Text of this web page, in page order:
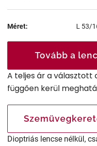
Méret: L 53/
Tovább a
A teljes ár a
függően kerül
Dioptriás lencse nélkül,